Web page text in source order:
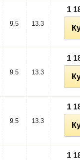
9.5 13.3
1
9.5 13.3
1
9.5 13.3
1
1